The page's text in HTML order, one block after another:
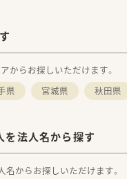
からお探しいただけます。
県 宮城県 秋田県
を法人名から探す
からお探しいただけます。